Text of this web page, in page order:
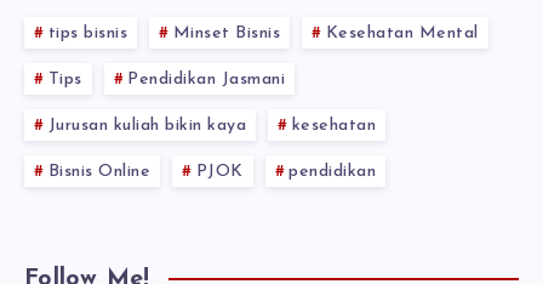
tips bisnis Minset Bisnis Kesehatan Mental
Tips Pendidikan Jasmani
Jurusan kuliah bikin kaya kesehatan
Bisnis Online PJOK pendidikan
Follow Me!